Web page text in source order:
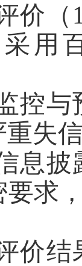
价（
用
控与
失
息披
求
价结